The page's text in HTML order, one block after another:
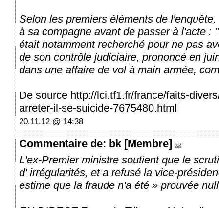
Selon les premiers éléments de
à sa compagne avant de passer à l'acte :
était notamment recherché pour ne pas
de son contrôle judiciaire, prononcé en
dans une affaire de vol à main armée,
De source http://lci.tf1.fr/france/faits-
arreter-il-se-suicide-7675480.html
20.11.12 @ 14:38
Commentaire de: bk [Membre]
L'ex-Premier ministre soutient que le
d' irrégularités, et a refusé la vice-
estime que la fraude n'a été » prouvée